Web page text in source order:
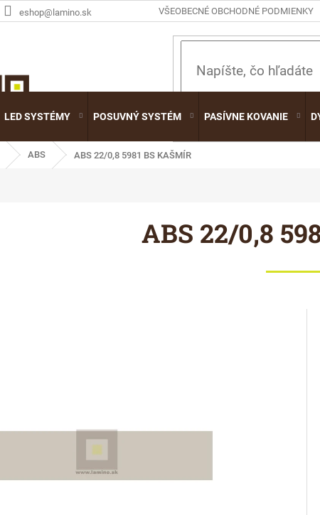
eshop@lamino.sk VŠEOBECNÉ OBCHODNÉ PODMIENKY
HĽADAŤ
LED SYSTÉMY POSUVNÝ SYSTÉM PASÍVNE KOVANIE
ABS ABS 22/0,8 5981 BS KAŠMÍR
ABS 22/0,8